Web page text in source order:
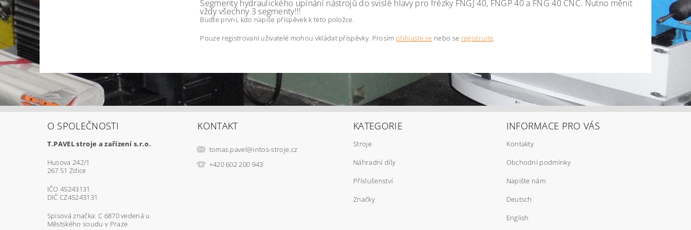
Segmenty hydraulického upínání nástrojů do svislé hlavy pro frézky FNGJ 40, FNGP 40 a FNG 40 CNC. Nutno měnit
vždy všechny 3 segmenty!!!
Buďte první, kdo napíše příspěvek k této položce.
Pouze registrovaní uživatelé mohou vkládat příspěvky. Prosím přihlaste se nebo se registrujte.
O SPOLEČNOSTI
T.PAVEL stroje a zařízení s.r.o.
Husova 242/1
267 51 Zdice
IČO 45243131
DIČ CZ45243131
Spisová značka: C 6870 vedená u
Městského soudu v Praze
KONTAKT
tomas.pavel@intos-stroje.cz
+420 602 200 943
KATEGORIE
Stroje
Náhradní díly
Příslušenství
Značky
INFORMACE PRO VÁS
Kontakty
Obchodní podmínky
Napište nám
Deutsch
English